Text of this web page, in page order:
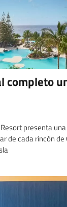
completo
presenta
de cada rincón de